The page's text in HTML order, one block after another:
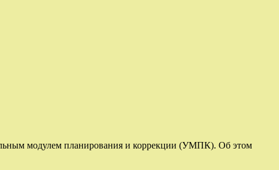
модулем планирования и коррекции (УМПК). Об этом